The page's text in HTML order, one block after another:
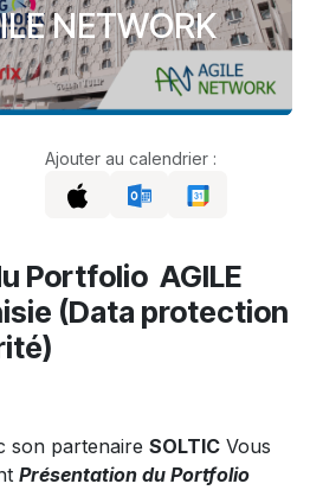
NETWORK
Ajouter au calendrier :
Portfolio AGILE
(Data protection
son partenaire SOLTIC Vous
Présentation du Portfolio